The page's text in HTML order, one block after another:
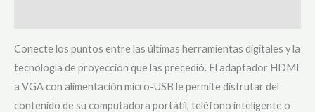
Conecte los puntos entre las últimas herramientas digitales y la
tecnología de proyección que las precedió. El adaptador HDMI
a VGA con alimentación micro-USB le permite disfrutar del
contenido de su computadora portátil, teléfono inteligente o